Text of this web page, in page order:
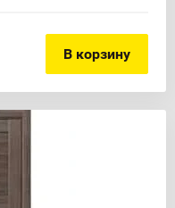
В корзину